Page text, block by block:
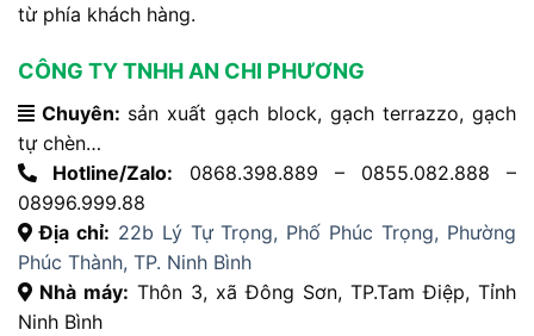
từ phía khách hàng.
CÔNG TY TNHH AN CHI PHƯƠNG
Chuyên: sản xuất gạch block, gạch terrazzo, gạch
tự chèn…
Hotline/Zalo: 0868.398.889 – 0855.082.888 –
08996.999.88
Địa chỉ: 22b Lý Tự Trọng, Phố Phúc Trọng, Phường
Phúc Thành, TP. Ninh Bình
Nhà máy: Thôn 3, xã Đông Sơn, TP.Tam Điệp, Tỉnh
Ninh Bình